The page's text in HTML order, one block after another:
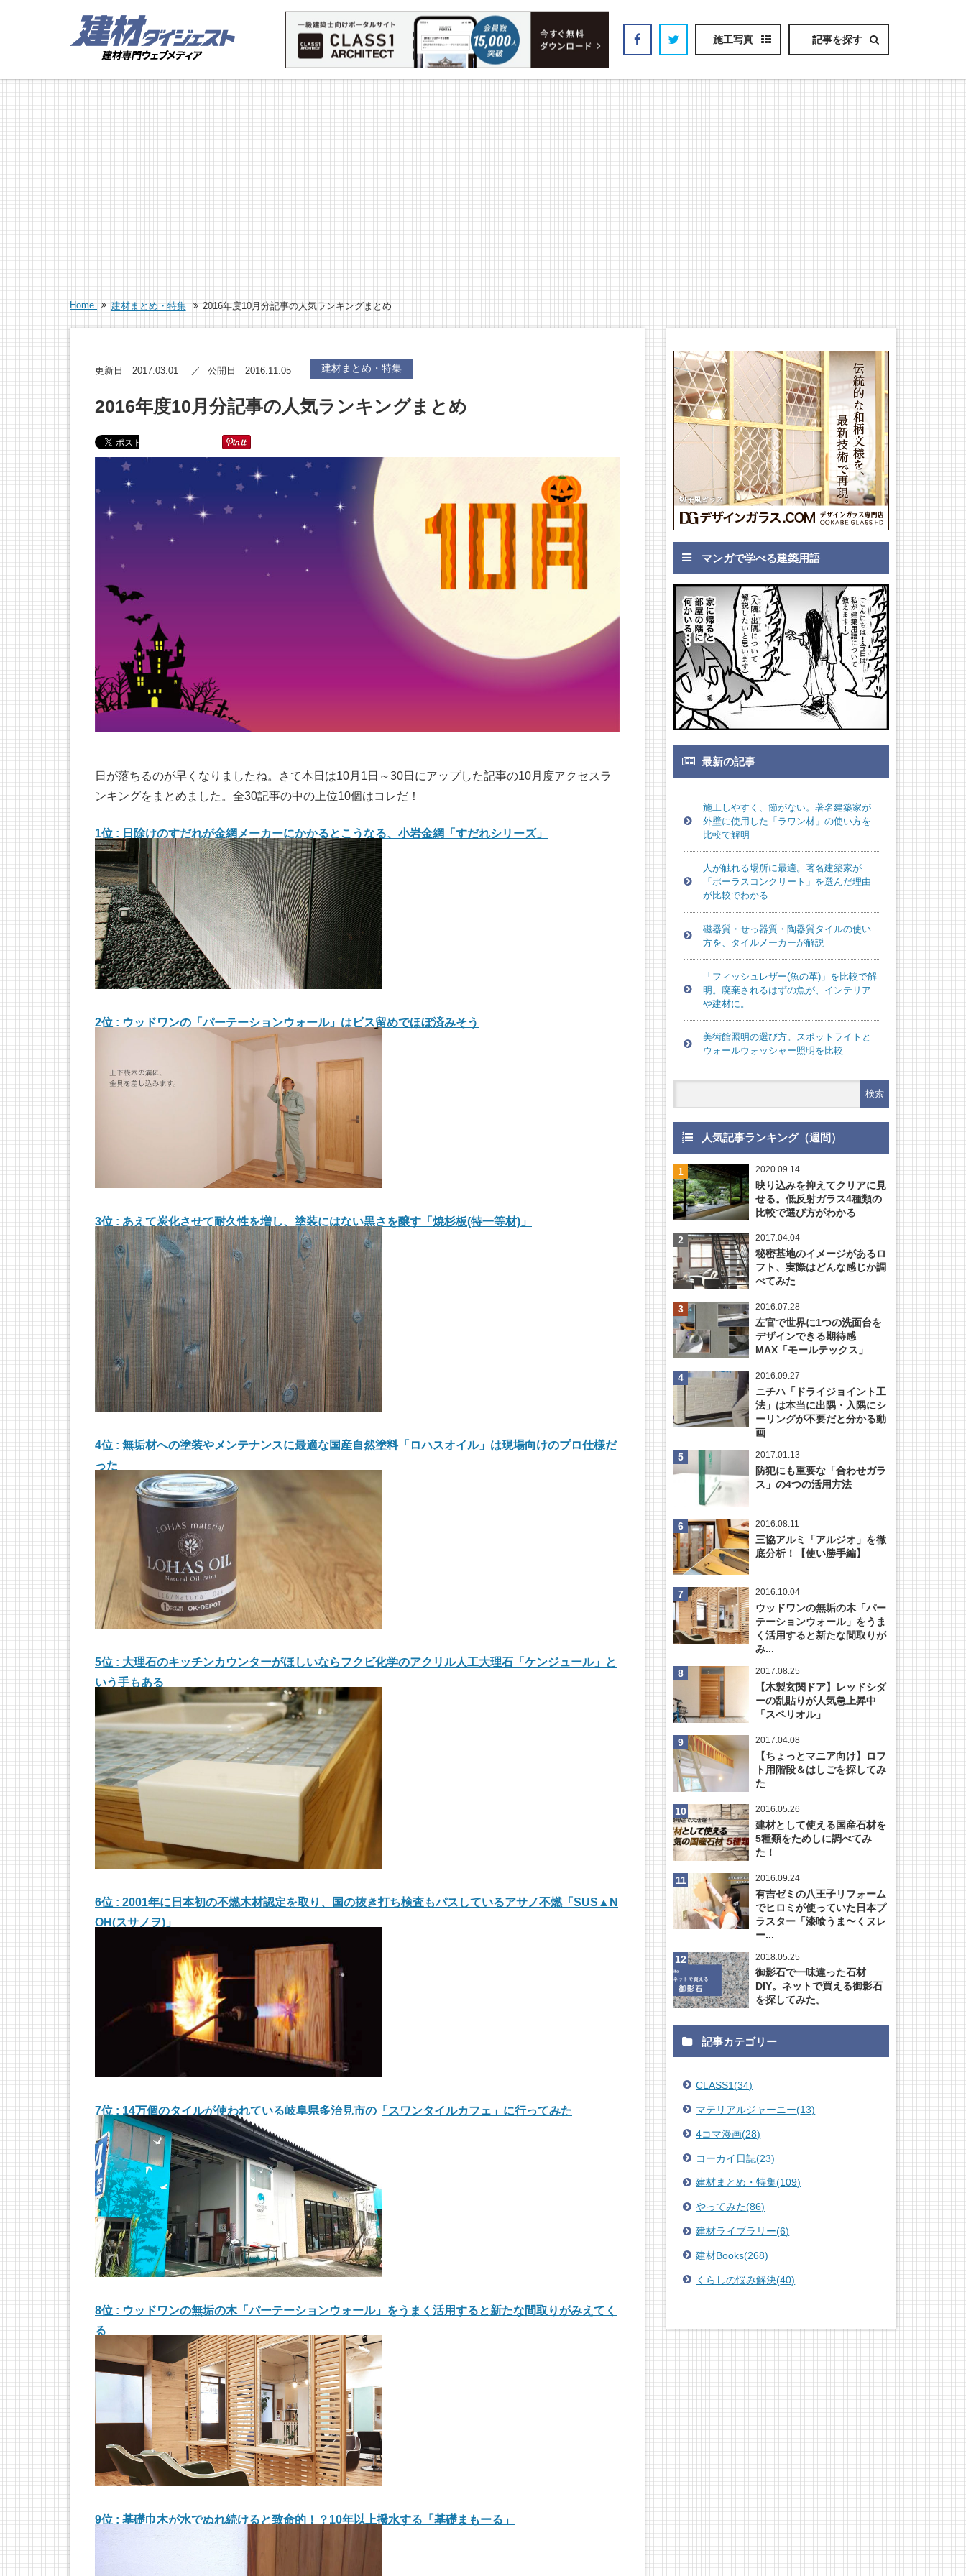
施工写真 記事を探す
Home 建材まとめ・特集 2016年度10月分記事の人気ランキングまとめ
更新日 2017.03.01 公開日 2016.11.05 建材まとめ・特集
2016年度10月分記事の人気ランキングまとめ
日が落ちるのが早くなりましたね。さて本日は10月1日～30日にアップした記事の10月度アクセスラ
ンキングをまとめました。全30記事の中の上位10個はコレだ！
1位 : 日除けのすだれが金網メーカーにかかるとこうなる、小岩金網「すだれシリーズ」
2位 : ウッドワンの「パーテーションウォール」はビス留めでほぼ済みそう
3位 : あえて炭化させて耐久性を増し、塗装にはない黒さを醸す「焼杉板(特一等材)」
4位 : 無垢材への塗装やメンテナンスに最適な国産自然塗料「ロハスオイル」は現場向けのプロ仕様だ
った
5位 : 大理石のキッチンカウンターがほしいならフクビ化学のアクリル人工大理石「ケンジュール」と
いう手もある
6位 : 2001年に日本初の不燃木材認定を取り、国の抜き打ち検査もパスしているアサノ不燃「SUS▲N
OH(スサノヲ)」
7位 : 14万個のタイルが使われている岐阜県多治見市の「スワンタイルカフェ」に行ってみた
8位 : ウッドワンの無垢の木「パーテーションウォール」をうまく活用すると新たな間取りがみえてく
る
9位 : 基礎巾木が水でぬれ続けると致命的！？10年以上撥水する「基礎まもーる」
マンガで学べる建築用語
最新の記事
施工しやすく、節がない。著名建築家が
外壁に使用した「ラワン材」の使い方を
比較で解明
人が触れる場所に最適。著名建築家が
「ポーラスコンクリート」を選んだ理由
が比較でわかる
磁器質・せっ器質・陶器質タイルの使い
方を、タイルメーカーが解説
「フィッシュレザー(魚の革)」を比較で解
明。廃棄されるはずの魚が、インテリア
や建材に。
美術館照明の選び方。スポットライトと
ウォールウォッシャー照明を比較
人気記事ランキング（週間）
2020.09.14
映り込みを抑えてクリアに見
せる。低反射ガラス4種類の
比較で選び方がわかる
2017.04.04
秘密基地のイメージがあるロ
フト、実際はどんな感じか調
べてみた
2016.07.28
左官で世界に1つの洗面台を
デザインできる期待感
MAX「モールテックス」
2016.09.27
ニチハ「ドライジョイント工
法」は本当に出隅・入隅にシ
ーリングが不要だと分かる動
画
2017.01.13
防犯にも重要な「合わせガラ
ス」の4つの活用方法
2016.08.11
三協アルミ「アルジオ」を徹
底分析！【使い勝手編】
2016.10.04
ウッドワンの無垢の木「パー
テーションウォール」をうま
く活用すると新たな間取りが
み...
2017.08.25
【木製玄関ドア】レッドシダ
ーの乱貼りが人気急上昇中
「スペリオル」
2017.04.08
【ちょっとマニア向け】ロフ
ト用階段＆はしごを探してみ
た
2016.05.26
建材として使える国産石材を
5種類をためしに調べてみ
た！
2016.09.24
有吉ゼミの八王子リフォーム
でヒロミが使っていた日本プ
ラスター「漆喰うま〜くヌレ
ー...
2018.05.25
御影石で一味違った石材
DIY。ネットで買える御影石
を探してみた。
記事カテゴリー
CLASS1(34)
マテリアルジャーニー(13)
4コマ漫画(28)
コーカイ日誌(23)
建材まとめ・特集(109)
やってみた(86)
建材ライブラリー(6)
建材Books(268)
くらしの悩み解決(40)